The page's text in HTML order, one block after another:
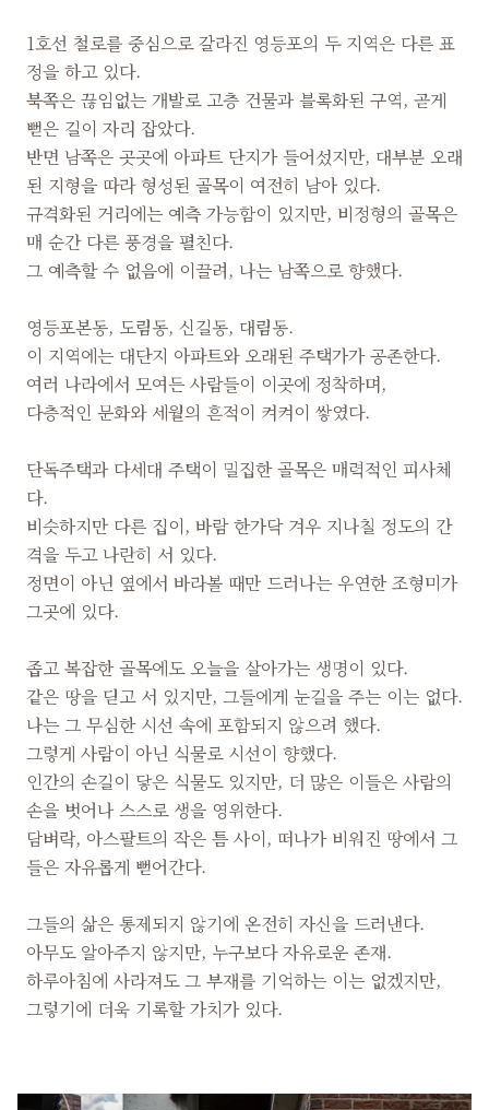
1호선 철로를 중심으로 갈라진 영등포의 두 지역은 다른 표
정을 하고 있다.
북쪽은 끊임없는 개발로 고층 건물과 블록화된 구역, 곧게
뻗은 길이 자리 잡았다.
반면 남쪽은 곳곳에 아파트 단지가 들어섰지만, 대부분 오래
된 지형을 따라 형성된 골목이 여전히 남아 있다.
규격화된 거리에는 예측 가능함이 있지만, 비정형의 골목은
매 순간 다른 풍경을 펼친다.
그 예측할 수 없음에 이끌려, 나는 남쪽으로 향했다.
영등포본동, 도림동, 신길동, 대림동.
이 지역에는 대단지 아파트와 오래된 주택가가 공존한다.
여러 나라에서 모여든 사람들이 이곳에 정착하며,
다층적인 문화와 세월의 흔적이 켜켜이 쌓였다.
단독주택과 다세대 주택이 밀집한 골목은 매력적인 피사체
다.
비슷하지만 다른 집이, 바람 한가닥 겨우 지나칠 정도의 간
격을 두고 나란히 서 있다.
정면이 아닌 옆에서 바라볼 때만 드러나는 우연한 조형미가
그곳에 있다.
좁고 복잡한 골목에도 오늘을 살아가는 생명이 있다.
같은 땅을 딛고 서 있지만, 그들에게 눈길을 주는 이는 없다.
나는 그 무심한 시선 속에 포함되지 않으려 했다.
그렇게 사람이 아닌 식물로 시선이 향했다.
인간의 손길이 닿은 식물도 있지만, 더 많은 이들은 사람의
손을 벗어나 스스로 생을 영위한다.
담벼락, 아스팔트의 작은 틈 사이, 떠나가 비워진 땅에서 그
들은 자유롭게 뻗어간다.
그들의 삶은 통제되지 않기에 온전히 자신을 드러낸다.
아무도 알아주지 않지만, 누구보다 자유로운 존재.
하루아침에 사라져도 그 부재를 기억하는 이는 없겠지만,
그렇기에 더욱 기록할 가치가 있다.